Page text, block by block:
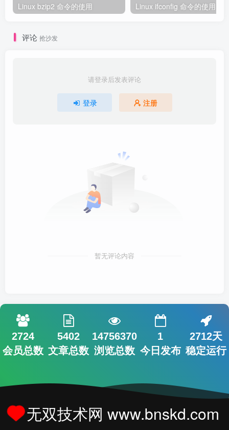
Linux bzip2 命令的使用 Linux ifconfig 命令的使用
评论 抢沙发
请登录后发表评论
登录 注册
暂无评论内容
2724
会员总数
5402
文章总数
14756370
浏览总数
1
今日发布
2712天
稳定运行
无双技术网 www.bnskd.com